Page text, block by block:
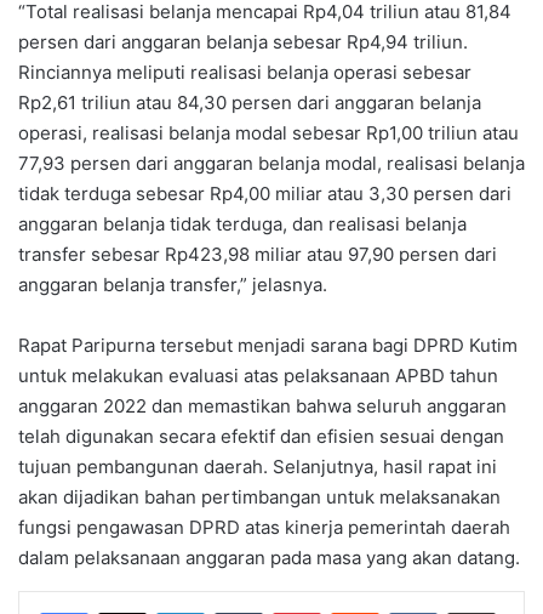
“Total realisasi belanja mencapai Rp4,04 triliun atau 81,84
persen dari anggaran belanja sebesar Rp4,94 triliun.
Rinciannya meliputi realisasi belanja operasi sebesar
Rp2,61 triliun atau 84,30 persen dari anggaran belanja
operasi, realisasi belanja modal sebesar Rp1,00 triliun atau
77,93 persen dari anggaran belanja modal, realisasi belanja
tidak terduga sebesar Rp4,00 miliar atau 3,30 persen dari
anggaran belanja tidak terduga, dan realisasi belanja
transfer sebesar Rp423,98 miliar atau 97,90 persen dari
anggaran belanja transfer,” jelasnya.
Rapat Paripurna tersebut menjadi sarana bagi DPRD Kutim
untuk melakukan evaluasi atas pelaksanaan APBD tahun
anggaran 2022 dan memastikan bahwa seluruh anggaran
telah digunakan secara efektif dan efisien sesuai dengan
tujuan pembangunan daerah. Selanjutnya, hasil rapat ini
akan dijadikan bahan pertimbangan untuk melaksanakan
fungsi pengawasan DPRD atas kinerja pemerintah daerah
dalam pelaksanaan anggaran pada masa yang akan datang.